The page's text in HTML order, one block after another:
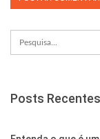
Posts Recentes